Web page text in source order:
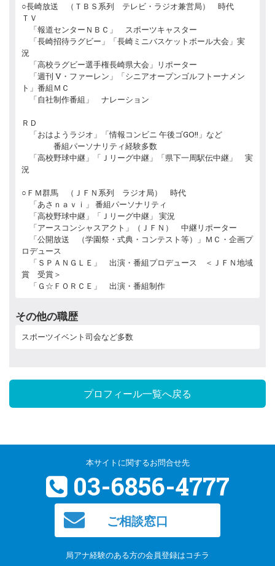
○長崎放送 （ＴＢＳ系列 テレビ・ラジオ兼営局） 時代
ＴＶ
「報道センターＮＢＣ」 スポーツキャスター
「長崎招待ラグビー」「長崎ミニバスケットボール大会」実
況
「高校ラグビー選手権長崎県大会」リポーター
「週刊 V・ファーレン」「シニアオープンゴルフトーナメン
ト」番組ＭＣ
「自社制作番組」 ナレーション
ＲＤ
「おはようラジオ」「情報コンビニ 午後ゴGO!!」など
番組パーソナリティ経験多数
「高校野球中継」「Ｊリーグ中継」「県下一周駅伝中継」 実
況
○ＦＭ群馬 （ＪＦＮ系列 ラジオ局） 時代
「あさｎａｖｉ」 番組パーソナリティ
「高校野球中継」「Ｊリーグ中継」 実況
「アースコンシャスアクト」（ＪＦＮ） 中継リポーター
「公開放送 （学園祭・式典・コンテスト等）」ＭＣ・企画プ
ロデュース
「ＳＰＡＮＧＬＥ」 出演・番組プロデュース ＜ＪＦＮ地域
賞 受賞＞
「Ｇ☆ＦＯＲＣＥ」 出演・番組制作
その他の職歴
スポーツイベント司会など多数
プロフィール一覧へ戻る
本サイトに関するお問合せ先
03-6856-4777
ご相談窓口
局アナ経験のある方の会員登録はコチラ